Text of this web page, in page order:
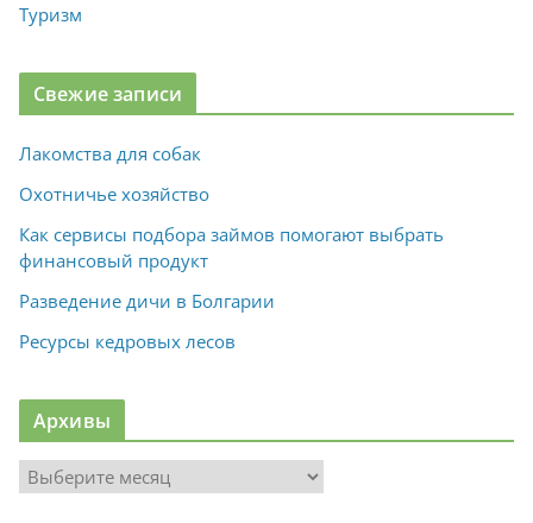
Туризм
Свежие записи
Лакомства для собак
Охотничье хозяйство
Как сервисы подбора займов помогают выбрать
финансовый продукт
Разведение дичи в Болгарии
Ресурсы кедровых лесов
Архивы
р